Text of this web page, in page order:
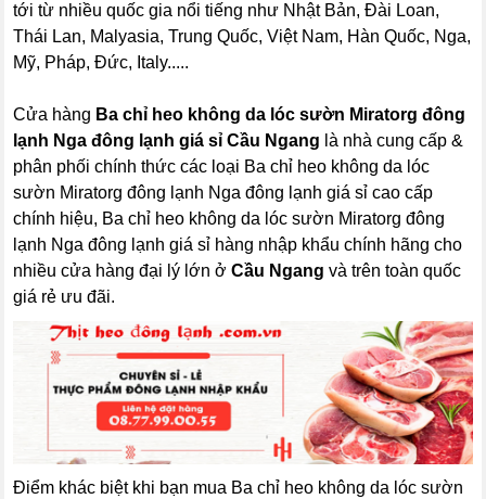
tới từ nhiều quốc gia nổi tiếng như Nhật Bản, Đài Loan,
Thái Lan, Malyasia, Trung Quốc, Việt Nam, Hàn Quốc, Nga,
Mỹ, Pháp, Đức, Italy.....
Cửa hàng Ba chỉ heo không da lóc sườn Miratorg đông
lạnh Nga đông lạnh giá sỉ Cầu Ngang là nhà cung cấp &
phân phối chính thức các loại Ba chỉ heo không da lóc
sườn Miratorg đông lạnh Nga đông lạnh giá sỉ cao cấp
chính hiệu, Ba chỉ heo không da lóc sườn Miratorg đông
lạnh Nga đông lạnh giá sỉ hàng nhập khẩu chính hãng cho
nhiều cửa hàng đại lý lớn ởCầu Ngang và trên toàn quốc
giá rẻ ưu đãi.
Điểm khác biệt khi bạn mua Ba chỉ heo không da lóc sườn